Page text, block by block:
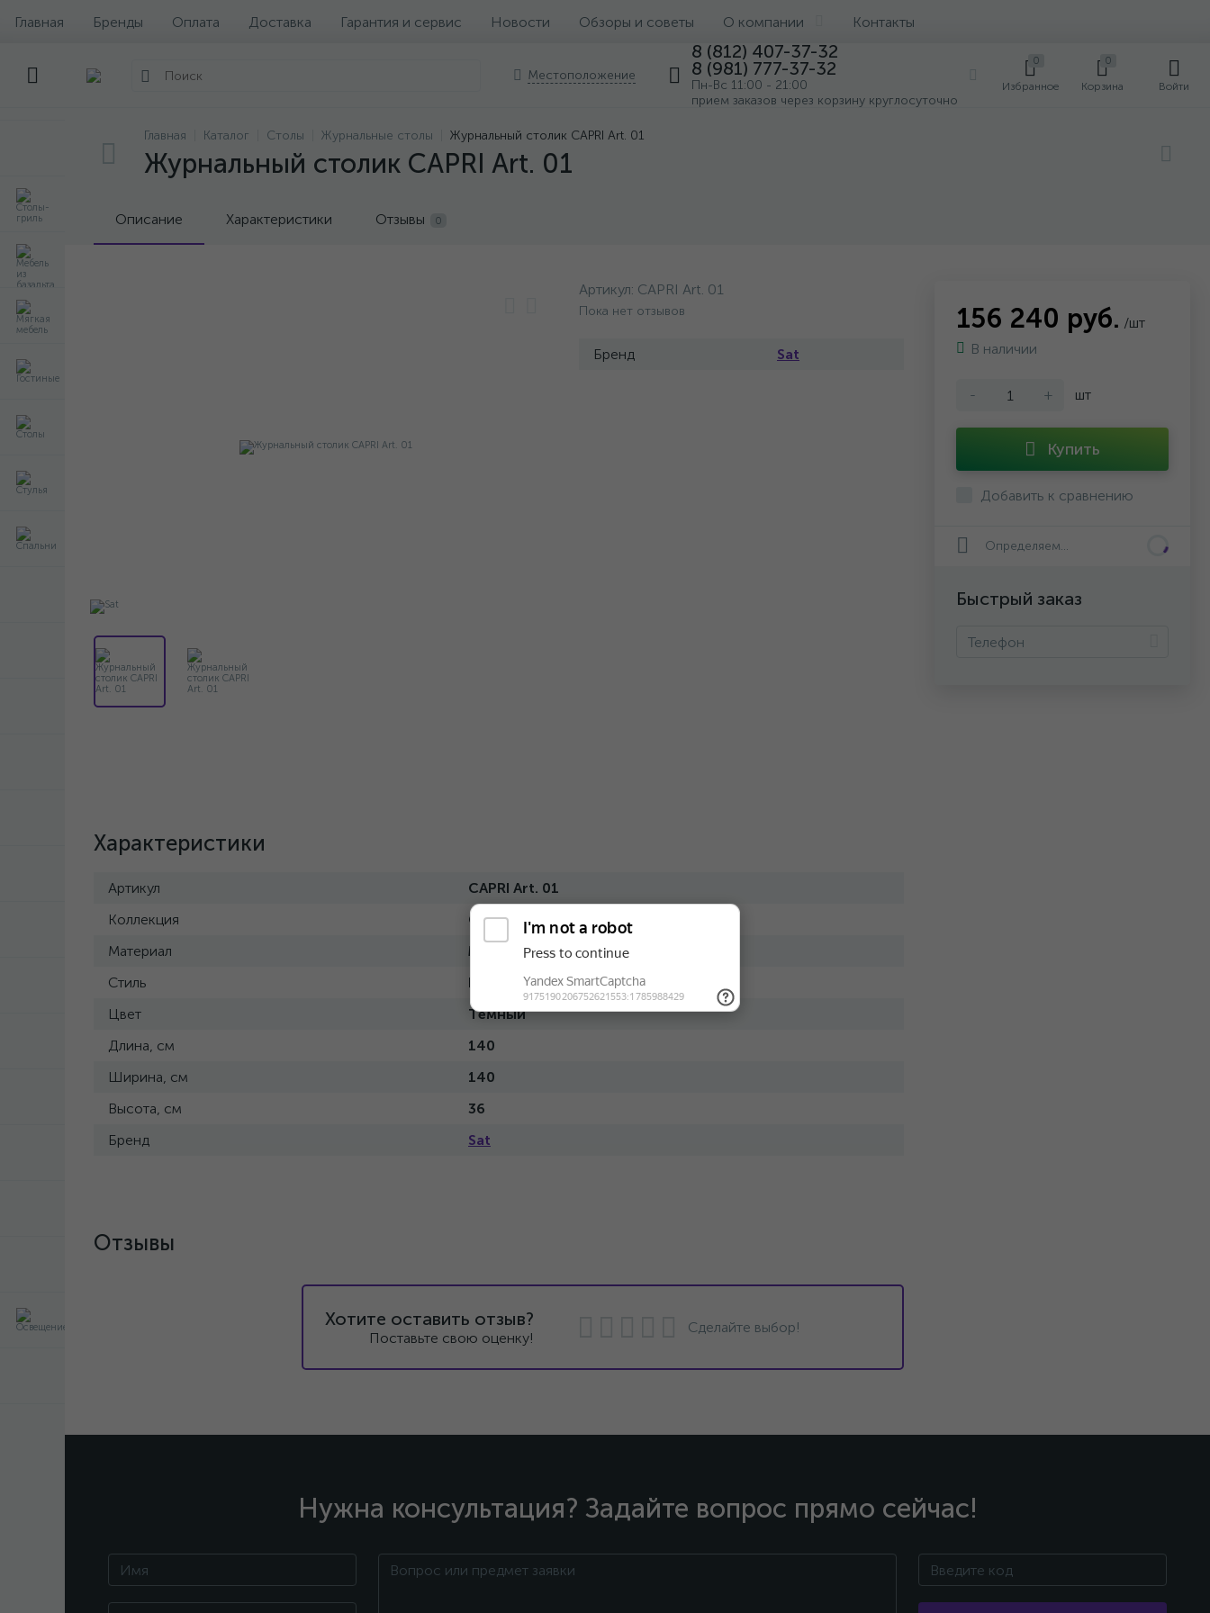
Главная Бренды Оплата Доставка Гарантия и сервис Новости Обзоры и советы О компании Контакты
Местоположение
8 (812) 407-37-32
8 (981) 777-37-32
Пн-Вс 11:00 - 21:00
прием заказов через корзину круглосуточно
0
Избранное
0
Корзина Войти
Главная Каталог Столы Журнальные столы Журнальный столик CAPRI Art. 01
Журнальный столик CAPRI Art. 01
Описание Характеристики Отзывы 0
Артикул: CAPRI Art. 01
Пока нет отзывов
Бренд Sat
Характеристики
Артикул
CAPRI Art. 01
Коллекция
CAPRI
Материал
Массив
Стиль
Классический
Цвет
Темный
Длина, см
140
Ширина, см
140
Высота, см
36
Бренд
Sat
156 240 руб. /шт
В наличии
- + шт
Купить
Добавить к сравнению
Определяем...
Быстрый заказ
Отзывы
Хотите оставить отзыв?
Поставьте свою оценку!
Сделайте выбор!
Нужна консультация? Задайте вопрос прямо сейчас!